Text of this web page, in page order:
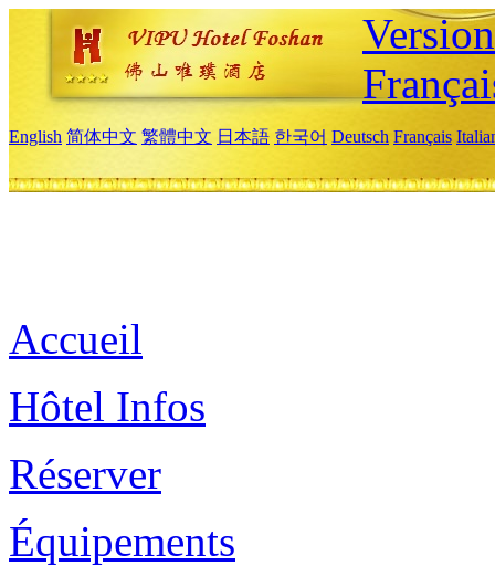
English 简体中文 繁體中文 日本語 한국어 Deutsch Français
Accueil
Hôtel Infos
Réserver
Équipements